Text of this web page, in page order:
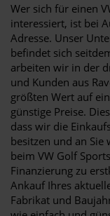
Wer sich für einen
interessiert, ist bei
Adresse. Unser
befindet sich
arbeiten wir in der
und Kunden aus
größten Wert auf
günstige Preise.
dass wir die
besitzen und an
beim VW Golf
Finanzierung zu
Ankauf Ihres
Fabrikat und